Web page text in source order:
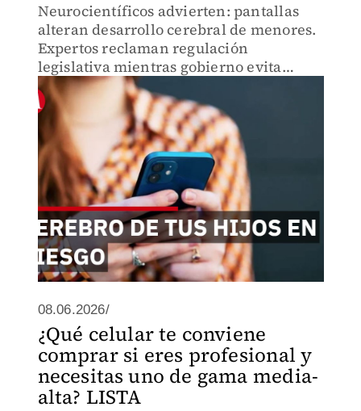
Neurocientíficos advierten: pantallas
alteran desarrollo cerebral de menores.
Expertos reclaman regulación
legislativa mientras gobierno evita
restricciones. Pamela Parra explica por
qué decisión política no puede quedar
solo en manos de padres.
08.06.2026/
¿Qué celular te conviene
comprar si eres profesional y
necesitas uno de gama media-
alta? LISTA